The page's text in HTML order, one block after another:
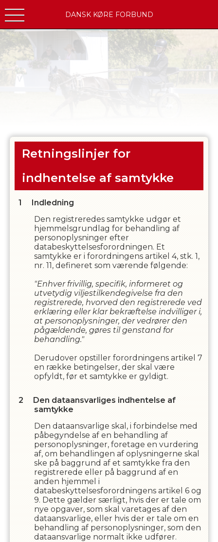
DANSK KØRE FORBUND
Retningslinjer for
indhentelse af samtykke
Indledning
Den registreredes samtykke udgør et
hjemmelsgrundlag for behandling af
personoplysninger efter
databeskyttelsesforordningen. Et
samtykke er i forordningens artikel 4, stk. 1,
nr. 11, defineret som værende følgende:
"Enhver frivillig, specifik, informeret og
utvetydig viljestilkendegivelse fra den
registrerede, hvorved den registrerede ved
erklæring eller klar bekræftelse indvilliger i,
at personoplysninger, der vedrører den
pågældende, gøres til genstand for
behandling."
Derudover opstiller forordningens artikel 7
en række betingelser, der skal være
opfyldt, før et samtykke er gyldigt.
Den dataansvarliges indhentelse af
samtykke
Den dataansvarlige skal, i forbindelse med
påbegyndelse af en behandling af
personoplysninger, foretage en vurdering
af, om behandlingen af oplysningerne skal
ske på baggrund af et samtykke fra den
registrerede eller på baggrund af en
anden hjemmel i
databeskyttelsesforordningens artikel 6 og
9. Dette gælder særligt, hvis der er tale om
nye opgaver, som skal varetages af den
dataansvarlige, eller hvis der er tale om en
behandling af personoplysninger, som den
dataansvarlige normalt ikke udfører.